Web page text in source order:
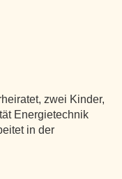
zwei Kinder,
Energietechnik
in der